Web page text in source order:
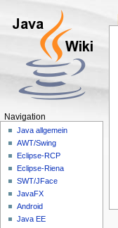
Navigation
Java allgemein
AWT/Swing
Eclipse-RCP
Eclipse-Riena
SWT/JFace
JavaFX
Android
Java EE